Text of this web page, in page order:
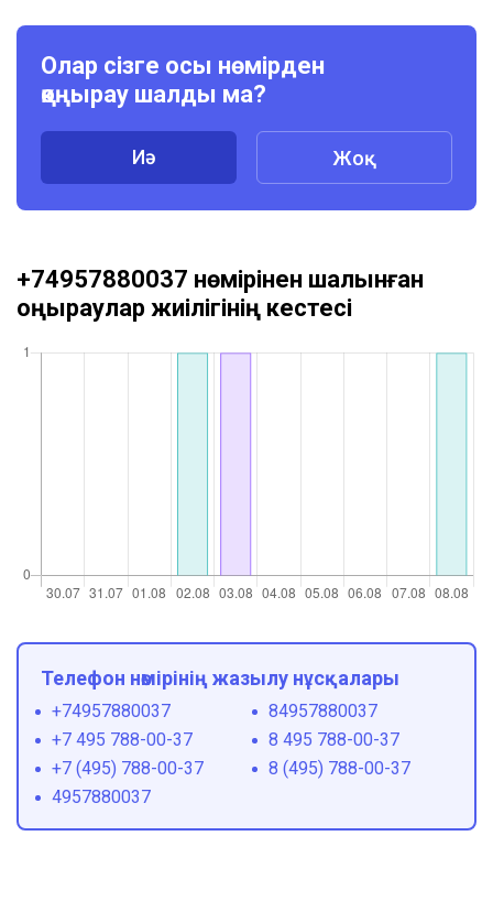
Олар сізге осы нөмірден
қоңырау шалды ма?
Иә Жоқ
+74957880037 нөмірінен шалынған
қоңыраулар жиілігінің кестесі
Телефон нөмірінің жазылу нұсқалары
+74957880037
84957880037
+7 495 788-00-37
8 495 788-00-37
+7 (495) 788-00-37
8 (495) 788-00-37
4957880037